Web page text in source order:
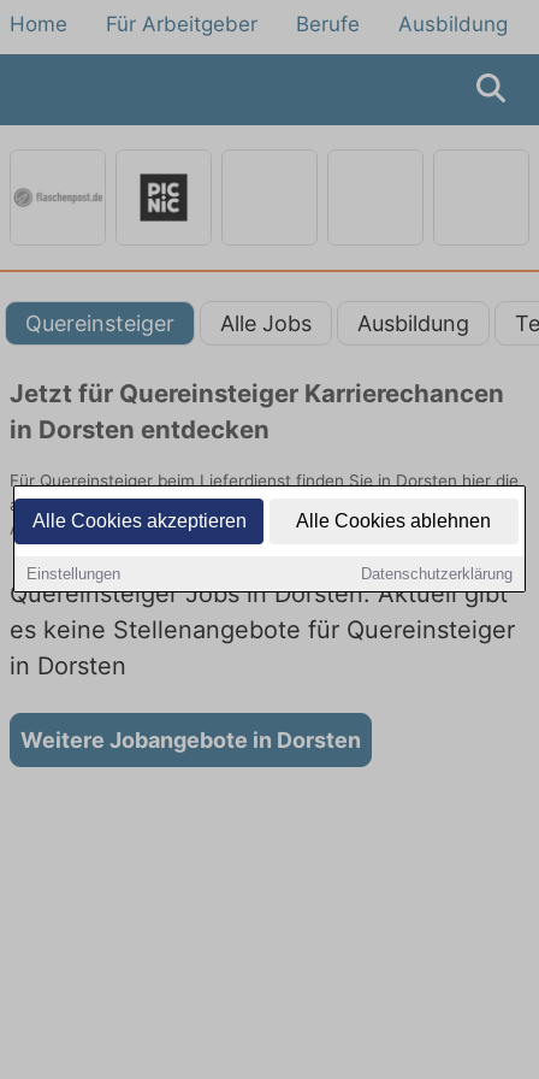
Alle Cookies akzeptieren Alle Cookies ablehnen
Einstellungen Datenschutzerklärung
Home Für Arbeitgeber Berufe Ausbildung
Quereinsteiger Alle Jobs Ausbildung
Jetzt für Quereinsteiger Karrierechancen
in Dorsten entdecken
Für Quereinsteiger beim Lieferdienst finden Sie in Dorsten hier die
aktuellsten Angebote. Entdecken Sie freie Optionen von Top-
Arbeitgebern und bewerben Sie sich noch heute.
Quereinsteiger Jobs in Dorsten: Aktuell gibt
es keine Stellenangebote für Quereinsteiger
in Dorsten
Weitere Jobangebote in Dorsten